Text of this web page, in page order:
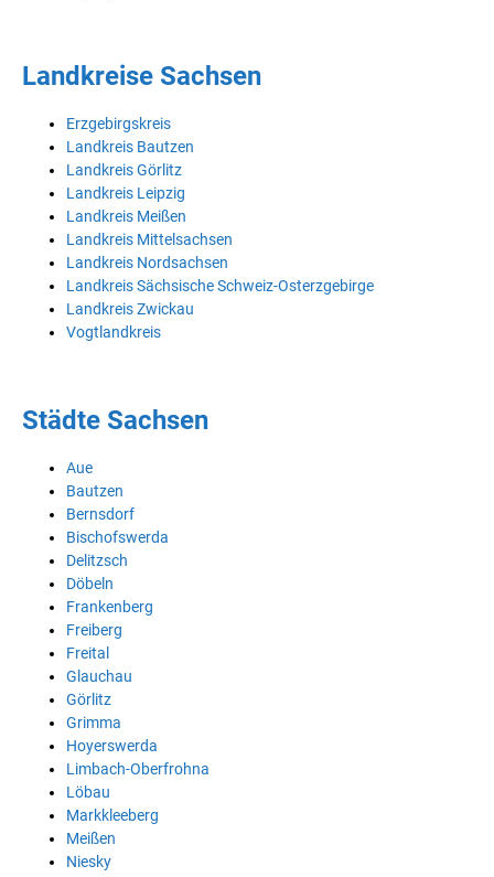
Landkreise Sachsen
Erzgebirgskreis
Landkreis Bautzen
Landkreis Görlitz
Landkreis Leipzig
Landkreis Meißen
Landkreis Mittelsachsen
Landkreis Nordsachsen
Landkreis Sächsische Schweiz-Osterzgebirge
Landkreis Zwickau
Vogtlandkreis
Städte Sachsen
Aue
Bautzen
Bernsdorf
Bischofswerda
Delitzsch
Döbeln
Frankenberg
Freiberg
Freital
Glauchau
Görlitz
Grimma
Hoyerswerda
Limbach-Oberfrohna
Löbau
Markkleeberg
Meißen
Niesky